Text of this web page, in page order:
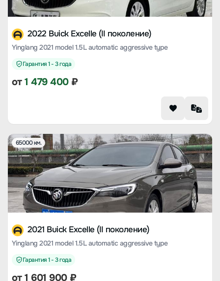
2022 Buick Excelle (II поколение)
Yinglang 2021 model 1.5L automatic aggressive type
Гарантия 1 - 3 года
от1 479 400₽
65000 км.
2021 Buick Excelle (II поколение)
Yinglang 2021 model 1.5L automatic aggressive type
Гарантия 1 - 3 года
от1 601 900₽